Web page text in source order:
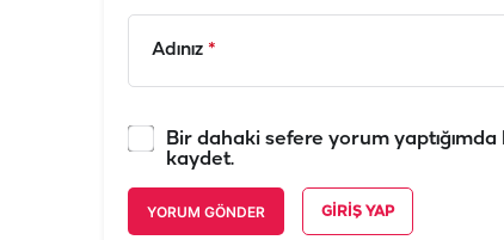
Adınız *
Bir dahaki sefere yorum yaptığımda
kaydet.
YORUM GÖNDER GIRIŞ YAP